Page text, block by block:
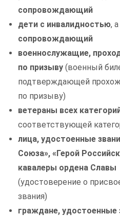
сопровождающий
дети с инвалидностью,
сопровождающий
военнослужащие,
по призыву (военный
подтверждающей
по призыву)
ветераны всех
соответствующей
лица, удостоенные
Союза», «Герой
кавалеры ордена Славы
(удостоверение о
звания)
граждане, удостоенные